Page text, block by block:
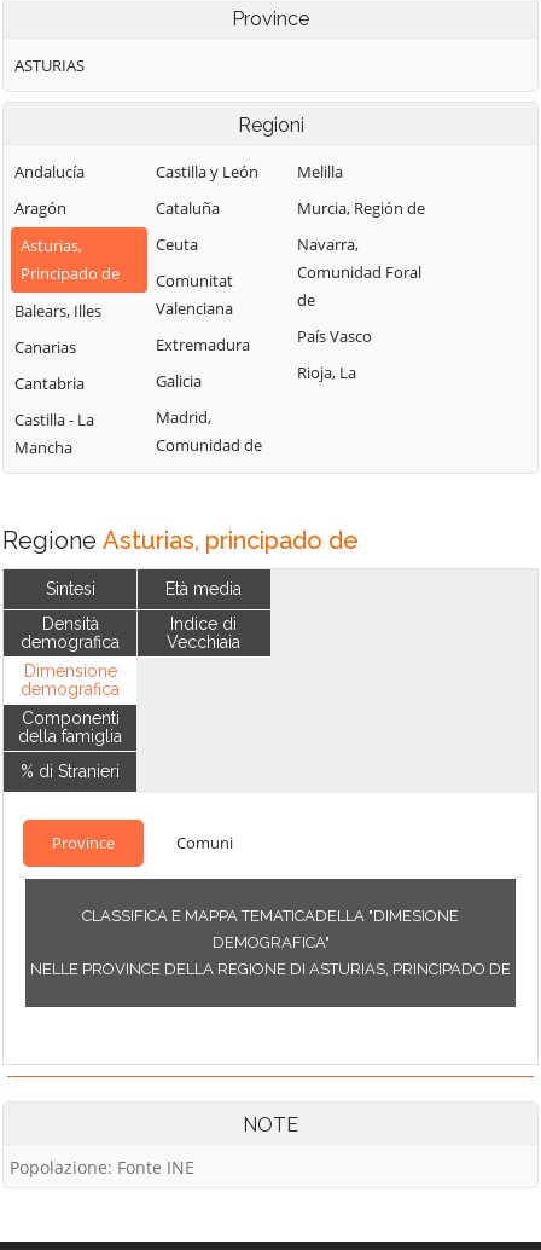
Province
ASTURIAS
Regioni
Andalucía
Aragón
Asturias,
Principado de
Balears, Illes
Canarias
Cantabria
Castilla - La
Mancha
Castilla y León
Cataluña
Ceuta
Comunitat
Valenciana
Extremadura
Galicia
Madrid,
Comunidad de
Melilla
Murcia, Región de
Navarra,
Comunidad Foral
de
País Vasco
Rioja, La
Regione Asturias, principado de
Sintesi
Densità
demografica
Dimensione
demografica
Componenti
della famiglia
% di Stranieri
Età media
Indice di
Vecchiaia
Province Comuni
CLASSIFICA E MAPPA TEMATICADELLA "DIMESIONE
DEMOGRAFICA"
NELLE PROVINCE DELLA REGIONE DI ASTURIAS, PRINCIPADO DE
NOTE
Popolazione: Fonte INE